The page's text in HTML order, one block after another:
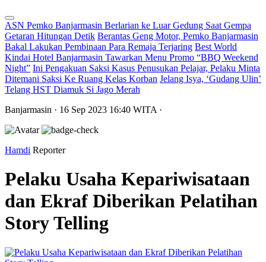
ASN Pemko Banjarmasin Berlarian ke Luar Gedung Saat Gempa
Getaran Hitungan Detik Berantas Geng Motor, Pemko Banjarmasin
Bakal Lakukan Pembinaan Para Remaja Terjaring Best World
Kindai Hotel Banjarmasin Tawarkan Menu Promo “BBQ Weekend
Night” Ini Pengakuan Saksi Kasus Penusukan Pelajar, Pelaku Minta
Ditemani Saksi Ke Ruang Kelas Korban Jelang Isya, ‘Gudang Ulin’
Telang HST Diamuk Si Jago Merah
Banjarmasin · 16 Sep 2023 16:40 WITA ·
Hamdi Reporter
Pelaku Usaha Kepariwisataan
dan Ekraf Diberikan Pelatihan
Story Telling